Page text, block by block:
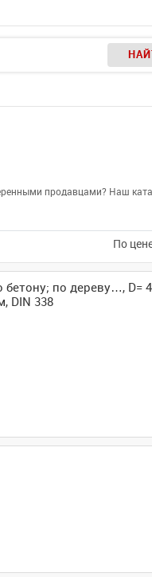
продавцами? Наш
По
по дереву…, D=
DIN 338